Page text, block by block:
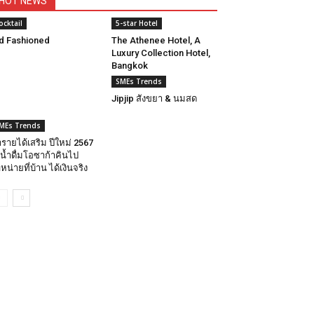
Fashioned
5-star Hotel
The Athenee Hotel, A
Luxury Collection Hotel,
Bangkok
Trends
ายได้เสริม ปีใหม่ 2567
น้ำดื่มโอซาก้าคินไป
น่ายที่บ้าน ได้เงินจริง
SMEs Trends
Jipjip สังขยา & นมสด